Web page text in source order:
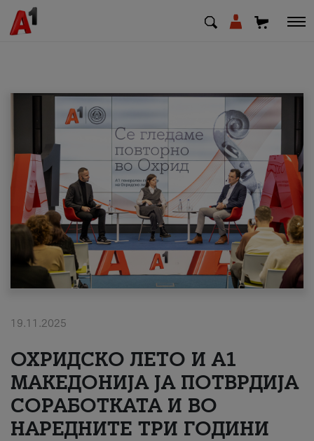
МК SQ
Приватни Деловни
Поддршка
Надополни кредит
#ПодобарОнлајн
19.11.2025
ОХРИДСКО ЛЕТО И A1
МАКЕДОНИЈА ЈА ПОТВРДИЈА
СОРАБОТКАТА И ВО
НАРЕДНИТЕ ТРИ ГОДИНИ